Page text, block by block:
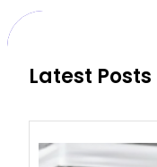
c
Latest Posts